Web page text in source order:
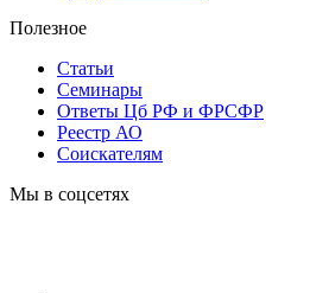
Полезное
Статьи
Cеминары
Ответы Цб РФ и ФРСФР
Реестр АО
Соискателям
Мы в соцсетях